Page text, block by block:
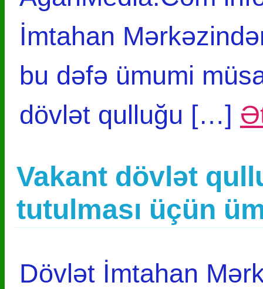
İmtahan
bu dəfə ümumi
dövlət qulluğu […]
Vakant dövlət
tutulması üçün
Dövlət İmtahan